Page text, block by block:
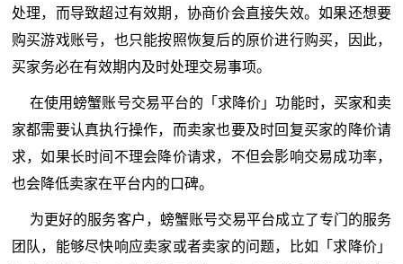
处理，而导致超过有效期，协商价会直接失效。如果还想要
购买游戏账号，也只能按照恢复后的原价进行购买，因此，
买家务必在有效期内及时处理交易事项。
在使用螃蟹账号交易平台的「求降价」功能时，买家和卖
家都需要认真执行操作，而卖家也要及时回复买家的降价请
求，如果长时间不理会降价请求，不但会影响交易成功率，
也会降低卖家在平台内的口碑。
为更好的服务客户，螃蟹账号交易平台成立了专门的服务
团队，能够尽快响应卖家或者卖家的问题，比如「求降价」